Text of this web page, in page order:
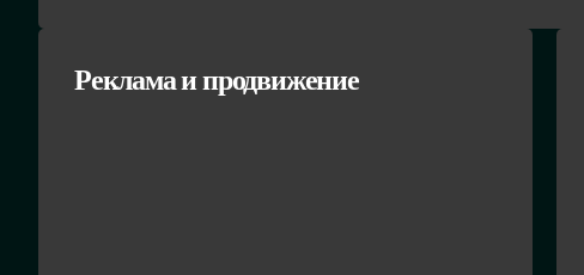
Реклама и продвижение